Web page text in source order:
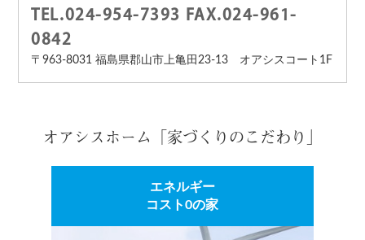
TEL.024-954-7393 FAX.024-961-
0842
〒963-8031 福島県郡山市上亀田23-13 オアシスコート1F
オアシスホーム「家づくりのこだわり」
エネルギー
コスト0の家